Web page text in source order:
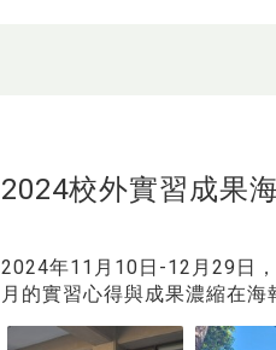
2024校外實習成果
2024年11月10日-12月29日
月的實習心得與成果濃縮在